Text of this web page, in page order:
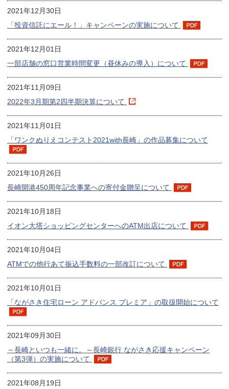
2021年12月30日
「投資信託にエール！」キャンペーンの実施について
2021年12月01日
一部店舗の窓口営業時間変更（昼休みの導入）について
2021年11月09日
2022年3月期第2四半期決算について
2021年11月01日
「ワンクぬりえコンテスト2021with長崎」の作品募集について
2021年10月26日
長崎開港450周年記念事業への寄付金贈呈について
2021年10月18日
イオン大塔ショッピングセンターへのATM出店について
2021年10月04日
ATMでの他行あて振込手数料の一部改訂について
2021年10月01日
「ながさき住宅ローン アドバンス プレミア」の取扱開始について
2021年09月30日
～長崎といつも一緒に。～長崎銀行 ながさき応援キャンペーン
（第3弾）の実施について
2021年08月19日